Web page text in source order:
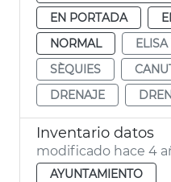
EN PORTADA
NORMAL
SÈQUIES
DRENAJE
Inventario datos
modificado hace 4
AYUNTAMIENTO